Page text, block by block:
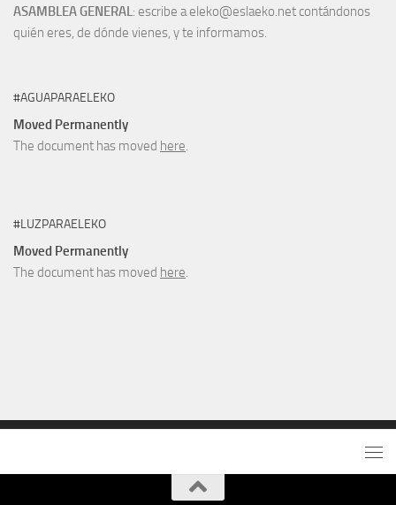
ASAMBLEA GENERAL: escribe a eleko@eslaeko.net contándonos
quién eres, de dónde vienes, y te informamos.
#AGUAPARAELEKO
Moved Permanently
The document has moved here.
#LUZPARAELEKO
Moved Permanently
The document has moved here.